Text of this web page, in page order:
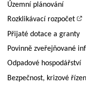
Územní plánování
Rozklikávací rozpočet
Přijaté dotace a granty
Povinně zveřejňované
Odpadové hospodářství
Bezpečnost, krizové